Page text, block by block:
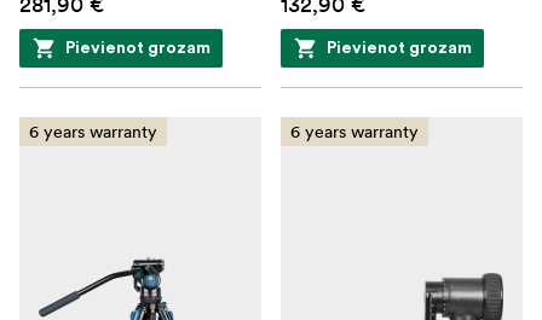
Pievienot grozam Pievienot grozam
6 years warranty 6 years warranty